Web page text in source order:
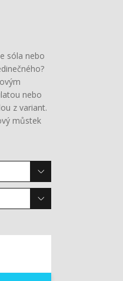
sóla nebo
nebo
z variant.
můstek